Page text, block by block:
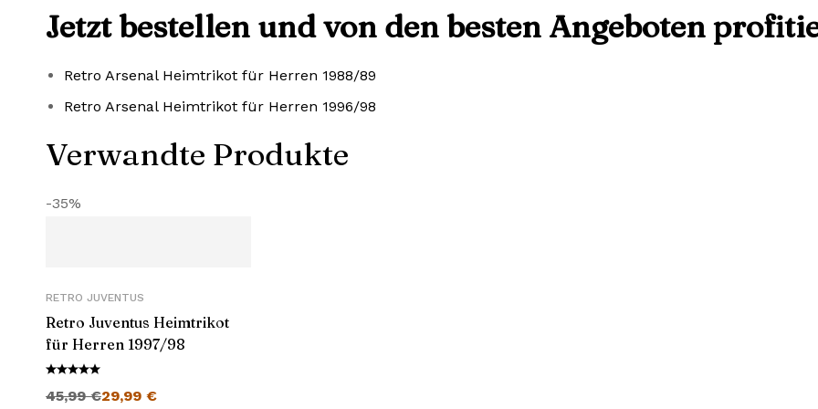
Jetzt bestellen und von den besten Angeboten
Retro Arsenal Heimtrikot für Herren 1988/89
Retro Arsenal Heimtrikot für Herren 1996/98
Verwandte Produkte
-35%
RETRO JUVENTUS
Retro Juventus Heimtrikot
für Herren 1997/98
45,99€29,99 €